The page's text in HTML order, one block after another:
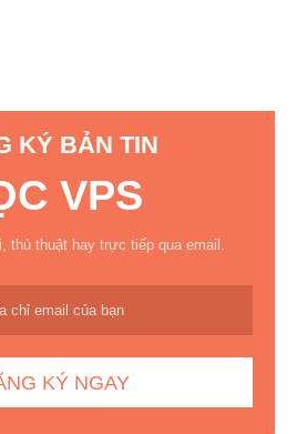
KÝ BẢN TIN
VPS
thủ thuật hay trực tiếp qua email.